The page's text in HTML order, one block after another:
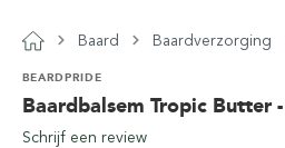
Baard Baardverzorging
Baardbalsem Tropic Butter
BEARDPRIDE
Schrijf een review